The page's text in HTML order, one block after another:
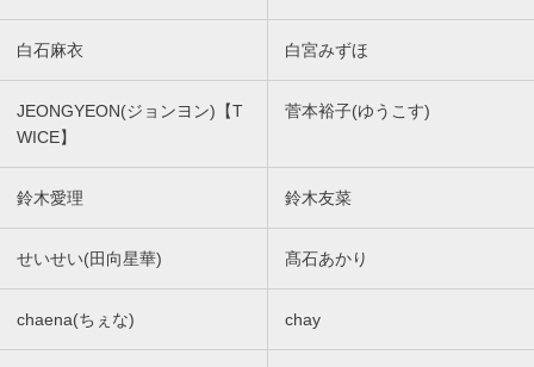
白石麻衣 白宮みずほ
JEONGYEON(ジョンヨン)【T
WICE】
菅本裕子(ゆうこす)
鈴木愛理 鈴木友菜
せいせい(田向星華) 髙石あかり
chaena(ちぇな) chay